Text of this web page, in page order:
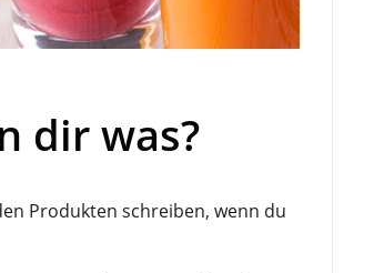
dir was?
Produkten schreiben, wenn du